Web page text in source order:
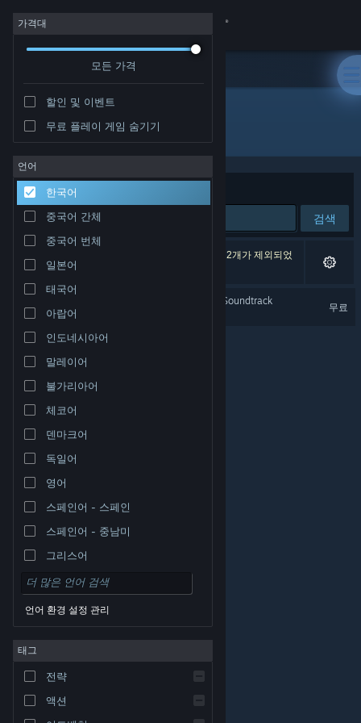
로그인
커뮤니티
정보
지원
언어 변경
Steam 모바일 앱 다운로드
PC 웹사이트 보기
© Valve Corporation. 모든 권리 보유. 모든 상표는 미국
및 기타 국가에서 각각 해당 소유자의 재산입니다.
환불| 쿠키
가격대
모든 가격
할인 및 이벤트
무료 플레이 게임 숨기기
언어
한국어
중국어 간체
중국어 번체
일본어
태국어
아랍어
인도네시아어
말레이어
불가리아어
체코어
덴마크어
독일어
영어
스페인어 - 스페인
스페인어 - 중남미
그리스어
언어 환경 설정 관리
태그
전략
액션
개발자: Redact Games
정렬 기준 연관성
검색
검색 결과가 1개 있습니다. 환경 설정에 따라 게임 2개가 제외되었
습니다.
Dread X Collection Year 1 Soundtrack
무료